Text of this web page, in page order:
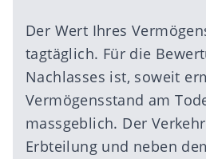
Der Wert Ihres
tagtäglich. Für die
Nachlasses ist, soweit
Vermögensstand am
massgeblich. Der
Erbteilung und neben